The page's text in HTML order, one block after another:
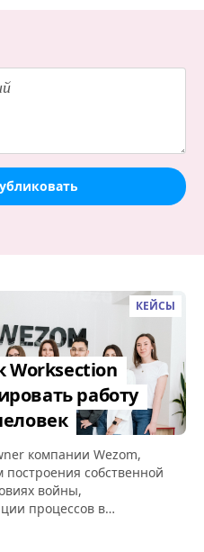
КЕЙСЫ
Worksection
работу
компании Wezom,
собственной
войны,
процессов в